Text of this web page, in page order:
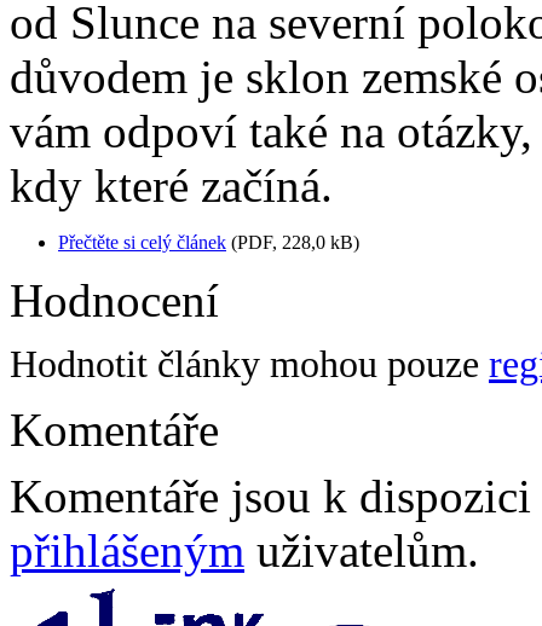
od Slunce na severní
důvodem je sklon zemské
vám odpoví také na
kdy které začíná.
Přečtěte si celý článek (PDF, 228,0 kB)
Hodnocení
Hodnotit články mohou pouze
Komentáře
Komentáře jsou k
přihlášeným uživatelům.